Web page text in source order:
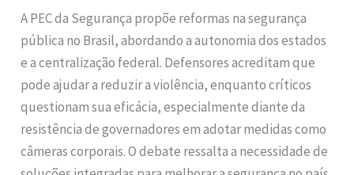
A PEC da Segurança propõe reformas na segurança
pública no Brasil, abordando a autonomia dos estados
e a centralização federal. Defensores acreditam que
pode ajudar a reduzir a violência, enquanto críticos
questionam sua eficácia, especialmente diante da
resistência de governadores em adotar medidas como
câmeras corporais. O debate ressalta a necessidade de